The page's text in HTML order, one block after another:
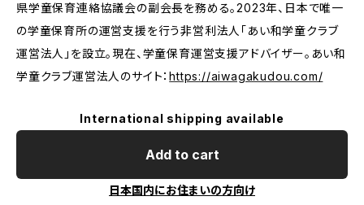
県学童保育連絡協議会の副会長を務める。2023年、日本で唯一
の学童保育所の運営支援を行う非営利法人「あい和学童クラブ
運営法人」を設立。現在、学童保育運営支援アドバイザー。あい和
学童クラブ運営法人のサイト：https://aiwagakudou.com/
International shipping available
Add to cart
日本国内にお住まいの方向け